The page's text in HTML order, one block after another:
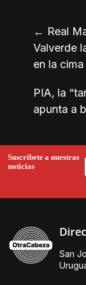
← Real
Valverde
en la
PIA, la
apunta a
Suscríbete a nuestras
noticias
San